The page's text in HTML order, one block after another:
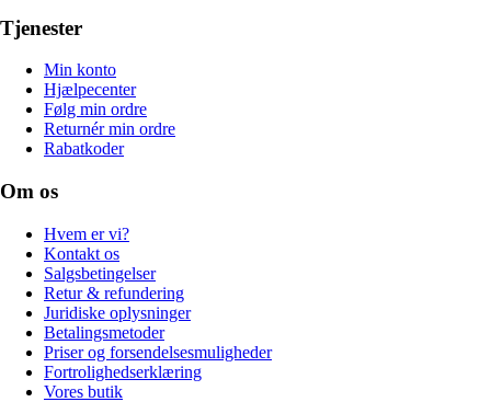
Tjenester
Min konto
Hjælpecenter
Følg min ordre
Returnér min ordre
Rabatkoder
Om os
Hvem er vi?
Kontakt os
Salgsbetingelser
Retur & refundering
Juridiske oplysninger
Betalingsmetoder
Priser og forsendelsesmuligheder
Fortrolighedserklæring
Vores butik